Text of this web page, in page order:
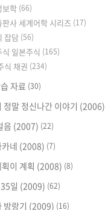
보학 (66)
판사 세계어학 시리즈 (17)
잡담 (56)
식 일본주식 (165)
식 채권 (234)
자료 (30)
정말 정신나간 이야기 (2006)
음 (2007) (22)
카네 (2008) (7)
이 계획 (2008) (8)
일 (2009) (62)
방랑기 (2009) (16)